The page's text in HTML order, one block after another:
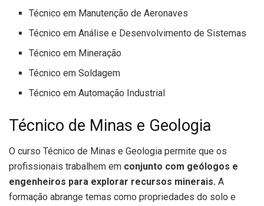
Técnico em Manutenção de Aeronaves
Técnico em Análise e Desenvolvimento de Sistemas
Técnico em Mineração
Técnico em Soldagem
Técnico em Automação Industrial
Técnico de Minas e Geologia
O curso Técnico de Minas e Geologia permite que os
profissionais trabalhem em conjunto com geólogos e
engenheiros para explorar recursos minerais. A
formação abrange temas como propriedades do solo e